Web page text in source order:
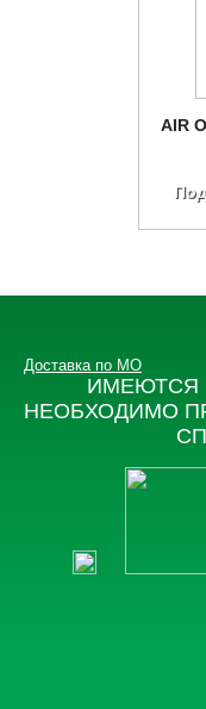
AIR
ИМЕЮТСЯ
НЕОБХОДИМО
Доставка по МО